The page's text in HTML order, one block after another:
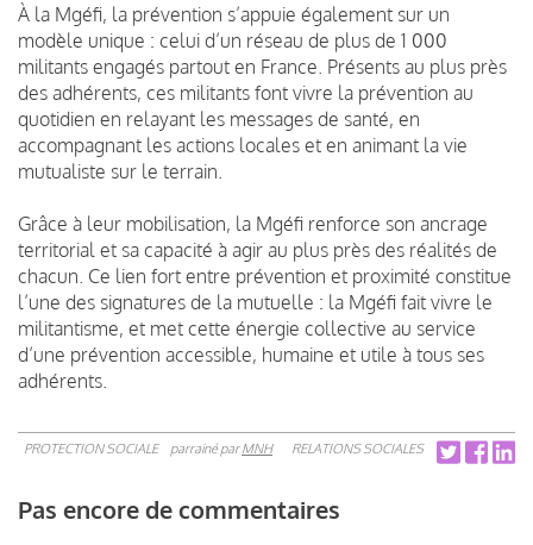
À la Mgéfi, la prévention s’appuie également sur un
modèle unique : celui d’un réseau de plus de 1 000
militants engagés partout en France. Présents au plus près
des adhérents, ces militants font vivre la prévention au
quotidien en relayant les messages de santé, en
accompagnant les actions locales et en animant la vie
mutualiste sur le terrain.
Grâce à leur mobilisation, la Mgéfi renforce son ancrage
territorial et sa capacité à agir au plus près des réalités de
chacun. Ce lien fort entre prévention et proximité constitue
l’une des signatures de la mutuelle : la Mgéfi fait vivre le
militantisme, et met cette énergie collective au service
d’une prévention accessible, humaine et utile à tous ses
adhérents.
PROTECTION SOCIALE parrainé parMNH RELATIONS SOCIALES
Pas encore de commentaires